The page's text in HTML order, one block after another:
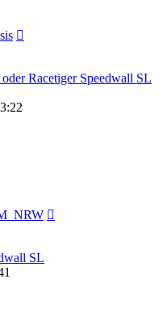
Racetiger Speedwall SL
SL